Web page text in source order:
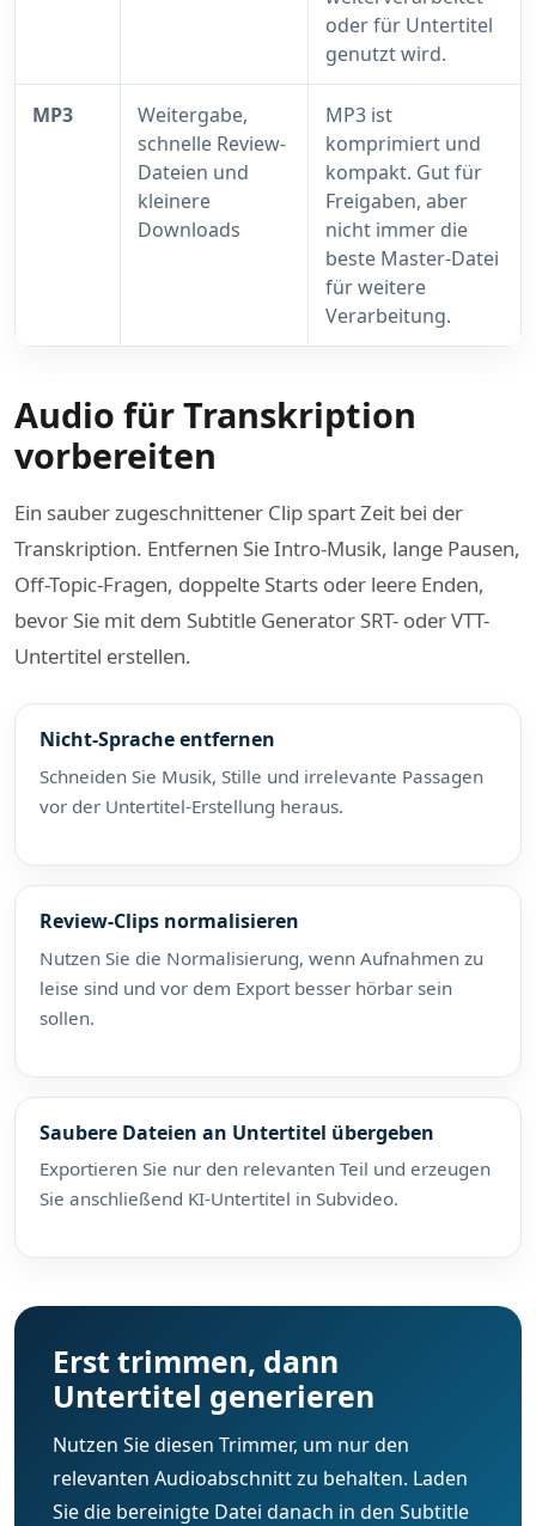
oder für Untertitel
genutzt wird.
MP3
Weitergabe,
schnelle Review-
Dateien und
kleinere
Downloads
MP3 ist
komprimiert und
kompakt. Gut für
Freigaben, aber
nicht immer die
beste Master-Datei
für weitere
Verarbeitung.
Audio für Transkription
vorbereiten
Ein sauber zugeschnittener Clip spart Zeit bei der
Transkription. Entfernen Sie Intro-Musik, lange Pausen,
Off-Topic-Fragen, doppelte Starts oder leere Enden,
bevor Sie mit dem Subtitle Generator SRT- oder VTT-
Untertitel erstellen.
Nicht-Sprache entfernen
Schneiden Sie Musik, Stille und irrelevante Passagen
vor der Untertitel-Erstellung heraus.
Review-Clips normalisieren
Nutzen Sie die Normalisierung, wenn Aufnahmen zu
leise sind und vor dem Export besser hörbar sein
sollen.
Saubere Dateien an Untertitel übergeben
Exportieren Sie nur den relevanten Teil und erzeugen
Sie anschließend KI-Untertitel in Subvideo.
Erst trimmen, dann
Untertitel generieren
Nutzen Sie diesen Trimmer, um nur den
relevanten Audioabschnitt zu behalten. Laden
Sie die bereinigte Datei danach in den Subtitle